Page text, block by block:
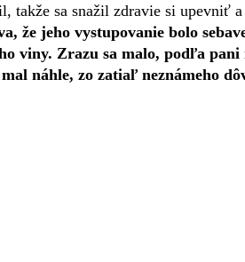
takže sa snažil zdravie si upevniť
že jeho vystupovanie bolo
viny. Zrazu sa malo, podľa
náhle, zo zatiaľ neznámeho